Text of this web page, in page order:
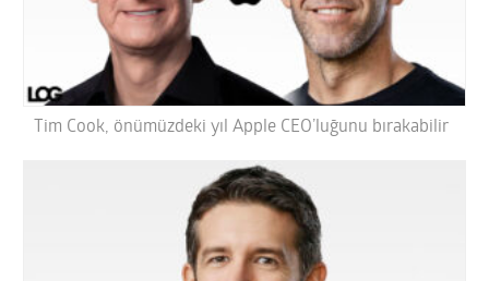
Tim Cook, önümüzdeki yıl Apple CEO’luğunu bırakabilir